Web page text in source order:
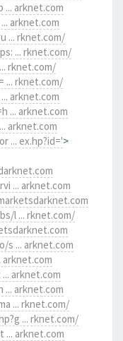
arknet.com
arknet.com
... rknet.com/
... rknet.com/
rknet.com/
... rknet.com/
arknet.com
... arknet.com
arknet.com
... ex.hp?id='>
... arknet.com
l ... rknet.com/
... arknet.com
arknet.com
arknet.com
... rknet.com/
... rknet.com/
arknet.com